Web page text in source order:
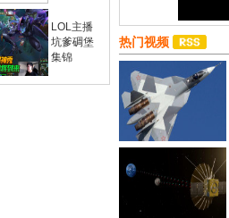
LOL主播
坑爹碉堡
集锦
热门视频